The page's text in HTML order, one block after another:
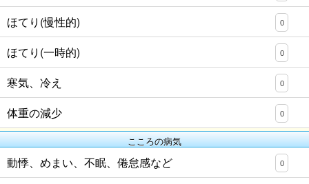
ほてり(慢性的) 0
ほてり(一時的) 0
寒気、冷え 0
体重の減少 0
こころの病気
動悸、めまい、不眠、倦怠感など 0